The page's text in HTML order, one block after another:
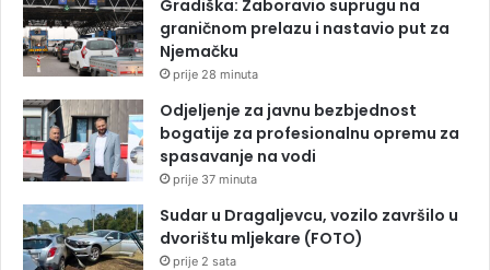
Gradiška: Zaboravio suprugu na
graničnom prelazu i nastavio put za
Njemačku
prije 28 minuta
Odjeljenje za javnu bezbjednost
bogatije za profesionalnu opremu za
spasavanje na vodi
prije 37 minuta
Sudar u Dragaljevcu, vozilo završilo u
dvorištu mljekare (FOTO)
prije 2 sata